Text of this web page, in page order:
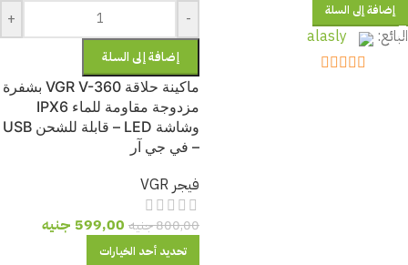
إضافة إلى السلة
البائع: alasly
-
+
إضافة إلى السلة
ماكينة حلاقة VGR V-360 بشفرة
مزدوجة مقاومة للماء IPX6
وشاشة LED – قابلة للشحن USB
– في جي آر
فيجر VGR
800,00جنيه 599,00 جنيه
تحديد أحد الخيارات